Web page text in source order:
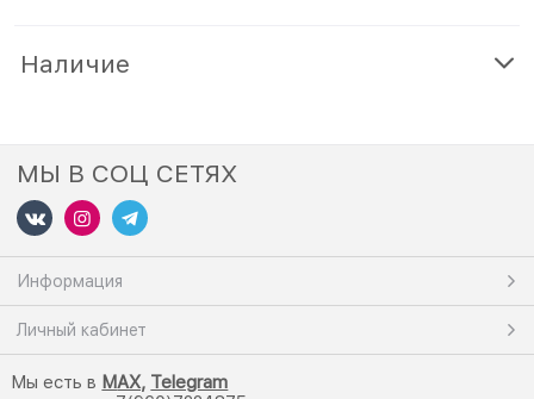
Наличие
МЫ В СОЦ СЕТЯХ
Информация
Личный кабинет
Мы есть в MAX, Telegram